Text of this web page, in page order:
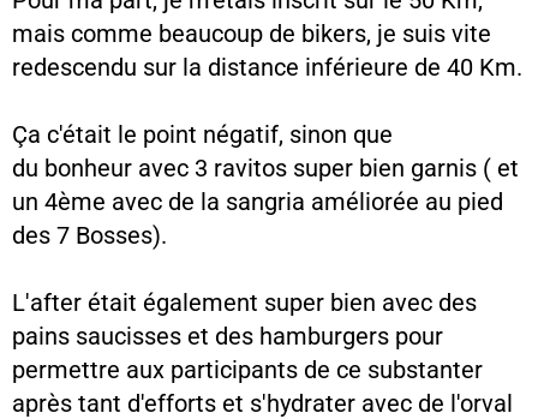
mais comme beaucoup de bikers, je suis vite
redescendu sur la distance inférieure de 40 Km.
Ça c'était le point négatif, sinon que
du bonheur avec 3 ravitos super bien garnis ( et
un 4ème avec de la sangria améliorée au pied
des 7 Bosses).
L'after était également super bien avec des
pains saucisses et des hamburgers pour
permettre aux participants de ce substanter
après tant d'efforts et s'hydrater avec de l'orval